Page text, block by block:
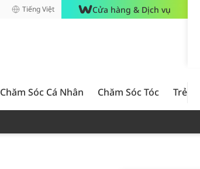
Tiếng Việt Cửa hàng & Dịch vụ
Chăm Sóc Cá Nhân Chăm Sóc Tóc Trẻ Em